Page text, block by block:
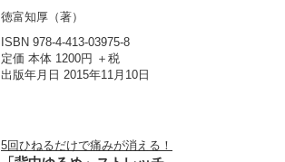
徳富知厚 （著）
ISBN 978-4-413-03975-8
定価 本体 1200円 ＋税
出版年月日 2015年11月10日
5回ひねるだけで痛みが消える！